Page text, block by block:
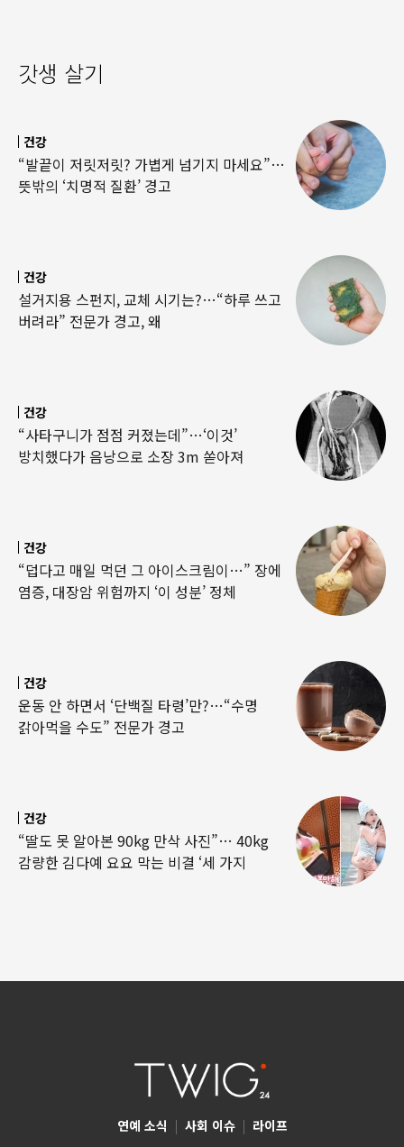
갓생 살기
건강
“발끝이 저릿저릿? 가볍게 넘기지 마세요”…
뜻밖의 ‘치명적 질환’ 경고
건강
설거지용 스펀지, 교체 시기는?…“하루 쓰고
버려라” 전문가 경고, 왜
건강
“사타구니가 점점 커졌는데”…‘이것’
방치했다가 음낭으로 소장 3m 쏟아져
건강
“덥다고 매일 먹던 그 아이스크림이…” 장에
염증, 대장암 위험까지 ‘이 성분’ 정체
건강
운동 안 하면서 ‘단백질 타령’만?…“수명
갉아먹을 수도” 전문가 경고
건강
“딸도 못 알아본 90kg 만삭 사진”… 40kg
감량한 김다예 요요 막는 비결 ‘세 가지
연예 소식 | 사회 이슈 | 라이프